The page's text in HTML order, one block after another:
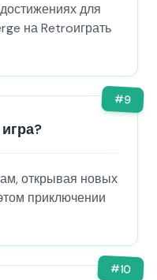
для
на Retroиграть
#9
открывая новых
приключении
#10